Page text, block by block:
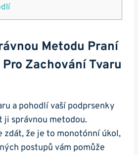
Metodu Praní
Zachování Tvaru
a pohodlí vaší podprsenky
správnou metodou.
zdát, že je to monotónní úkol,
postupů vám pomůže